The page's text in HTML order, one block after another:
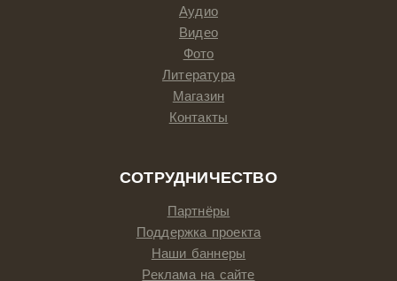
Аудио
Видео
Фото
Литература
Магазин
Контакты
СОТРУДНИЧЕСТВО
Партнёры
Поддержка проекта
Наши баннеры
Реклама на сайте